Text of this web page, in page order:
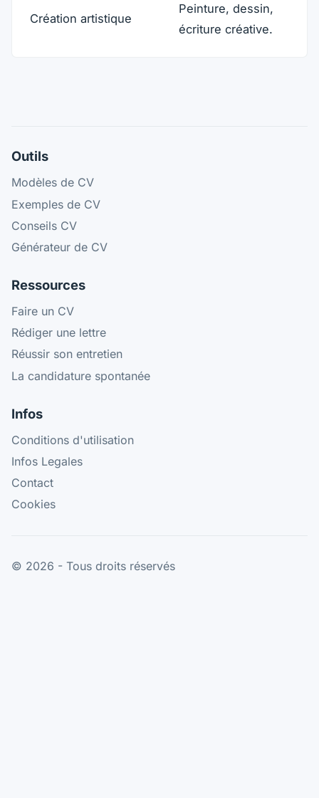
Création artistique
Peinture, dessin,
écriture créative.
Outils
Modèles de CV
Exemples de CV
Conseils CV
Générateur de CV
Ressources
Faire un CV
Rédiger une lettre
Réussir son entretien
La candidature spontanée
Infos
Conditions d'utilisation
Infos Legales
Contact
Cookies
© 2026 - Tous droits réservés